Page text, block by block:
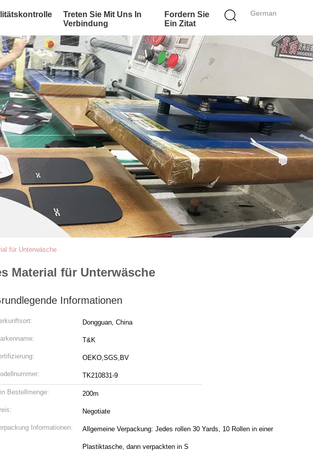
German
Treten Sie Mit Uns In
Verbindung
Fordern Sie
Ein Zitat
für Unterwäsche
Material für Unterwäsche
Informationen
Dongguan, China
T&K
OEKO,SGS,BV
TK210831-9
Bestellmenge: 200m
Negotiate
Informationen: Allgemeine Verpackung: Jedes rollen 30 Yards, 10 Rollen in einer
Plastiktasche, dann verpackten in S